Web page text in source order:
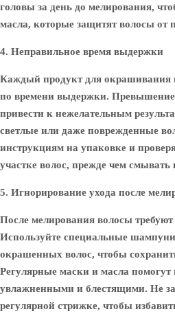
головы за день до мелирования,
масла, которые защитят волосы от
4. Неправильное время выдержки
Каждый продукт для окрашивания
по времени выдержки. Превышение
привести к нежелательным
светлые или даже поврежденные
инструкциям на упаковке и
участке волос, прежде чем смывать
5. Игнорирование ухода после
После мелирования волосы требуют
Используйте специальные
окрашенных волос, чтобы
Регулярные маски и масла
увлажненными и блестящими. Не
регулярной стрижке, чтобы